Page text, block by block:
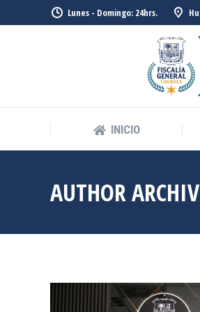
Lunes - Domingo: 24hrs.
INICIO
AUTHOR